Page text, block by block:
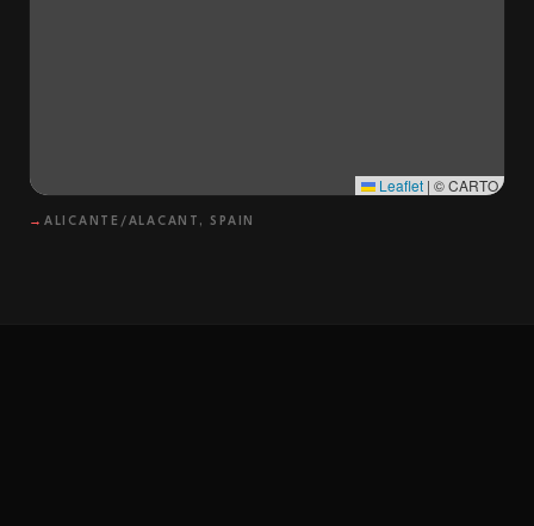
Leaflet | © CARTO
→ ALICANTE/ALACANT, SPAIN